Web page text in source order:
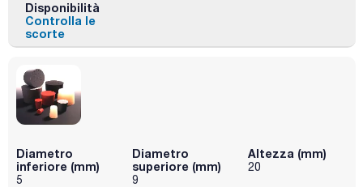
Disponibilità
Controlla le
scorte
Diametro
inferiore (mm)
5
Diametro
superiore (mm)
9
Altezza (mm)
20